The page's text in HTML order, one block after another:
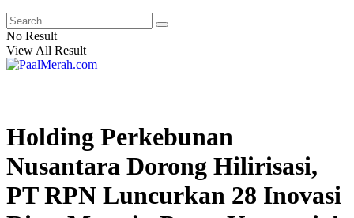
No Result
View All Result
Holding Perkebunan
Nusantara Dorong Hilirisasi,
PT RPN Luncurkan 28 Inovasi